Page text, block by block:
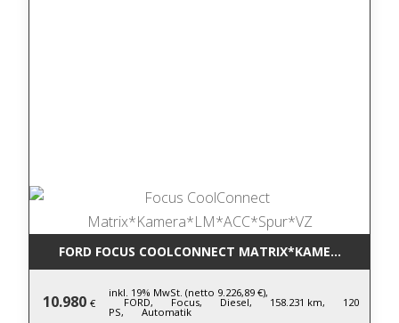
FORD FOCUS COOLCONNECT
10.980 €
inkl. 19% MwSt. (netto 9.226,89 €),
FORD, Focus, Diesel, 158.231 km, 120
PS, Automatik